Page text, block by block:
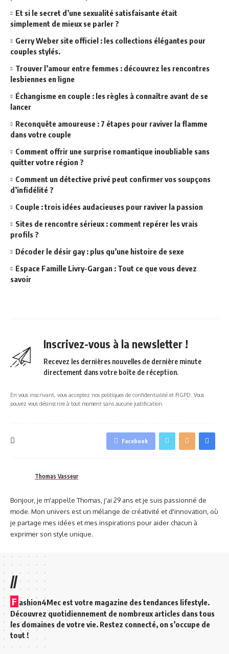
Et si le secret d’une sexualité satisfaisante était
simplement de mieux se parler ?
Gerry Weber site officiel : les collections élégantes pour
couples stylés.
Trouver l’amour entre femmes : découvrez les rencontres
lesbiennes en ligne
Échangisme en couple : les règles à connaître avant de se
lancer
Reconquête amoureuse : 7 étapes pour raviver la flamme
dans votre couple
Comment offrir une surprise romantique inoubliable sans
quitter votre région ?
Comment un détective privé peut confirmer vos soupçons
d’infidélité ?
Couple : trois idées audacieuses pour raviver la passion
Sites de rencontre sérieux : comment repérer les vrais
profils ?
Décoder le désir gay : plus qu’une histoire de sexe
Espace Famille Livry-Gargan : Tout ce que vous devez
savoir
Inscrivez-vous à la newsletter !
Recevez les dernières nouvelles de dernière minute
directement dans votre boîte de réception.
En vous inscrivant, vous acceptez nos politiques de confidentialité et RGPD. Vous
pouvez vous désinscrire à tout moment sans aucune justification.
Facebook
Thomas Vasseur
Bonjour, je m'appelle Thomas, j'ai 29 ans et je suis passionné de
mode. Mon univers est un mélange de créativité et d'innovation, où
je partage mes idées et mes inspirations pour aider chacun à
exprimer son style unique.
//
F ashion4Mec est votre magazine des tendances lifestyle.
Découvrez quotidiennement de nombreux articles dans tous
les domaines de votre vie. Restez connecté, on s’occupe de
tout !